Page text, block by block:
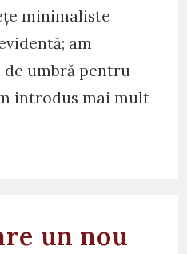
minimaliste
am
umbră pentru
introdus mai mult
un nou